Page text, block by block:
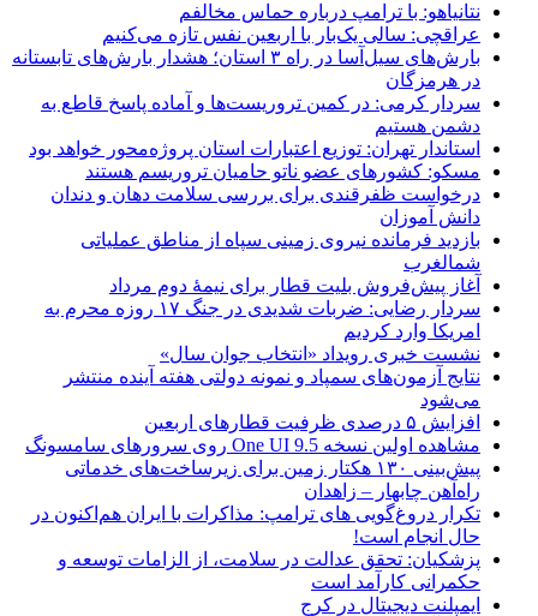
نتانیاهو: با ترامپ درباره حماس مخالفم
عراقچی: سالی یک‌بار با اربعین نفس تازه می‌کنیم
بارش‌های سیل‌آسا در راه ۳ استان؛ هشدار بارش‌های تابستانه
در هرمزگان
سردار کرمی: در کمین تروریست‌ها و آماده پاسخ قاطع به
دشمن هستیم
استاندار تهران: توزیع اعتبارات استان پروژه‌محور خواهد بود
مسکو: کشورهای عضو ناتو حامیان تروریسم هستند
درخواست ظفرقندی برای بررسی سلامت دهان و دندان
دانش آموزان
بازدید فرمانده نیروی زمینی سپاه از مناطق عملیاتی
شمالغرب
آغاز پیش‌فروش بلیت قطار برای نیمۀ دوم مرداد
سردار رضایی: ضربات شدیدی در جنگ ۱۷ روزه محرم به
امریکا وارد کردیم
نشست خبری رویداد «انتخاب جوان سال»
نتایج آزمون‌های سمپاد و نمونه دولتی هفته آینده منتشر
می‌شود
افزایش ۵ درصدی ظرفیت قطارهای اربعین
مشاهده اولین نسخه One UI 9.5 روی سرورهای سامسونگ
پیش‌بینی ۱۳۰ هکتار زمین برای زیرساخت‌های خدماتی
راه‌آهن چابهار – زاهدان
تکرار دروغ‌گویی های ترامپ: مذاکرات با ایران هم‌اکنون در
حال انجام است!
پزشکیان: تحقق عدالت در سلامت، از الزامات توسعه و
حکمرانی کارآمد است
ایمپلنت دیجیتال در کرج